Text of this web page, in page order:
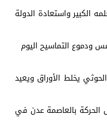
الكبير واستعادة الدولة
ودموع التماسيح اليوم
يخلط الأوراق ويعيد
بالعاصمة عدن في